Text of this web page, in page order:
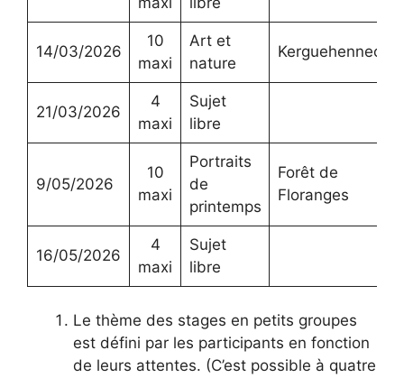
14/03/2026
10
maxi
Art et
nature
Kerguehennec
21/03/2026
4
maxi
Sujet
libre
9/05/2026
10
maxi
Portraits
de
printemps
Forêt de
Floranges
16/05/2026
4
maxi
Sujet
libre
Le thème des stages en petits groupes
est défini par les participants en fonction
de leurs attentes. (C’est possible à quatre